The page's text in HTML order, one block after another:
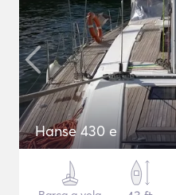
Hanse 430 e